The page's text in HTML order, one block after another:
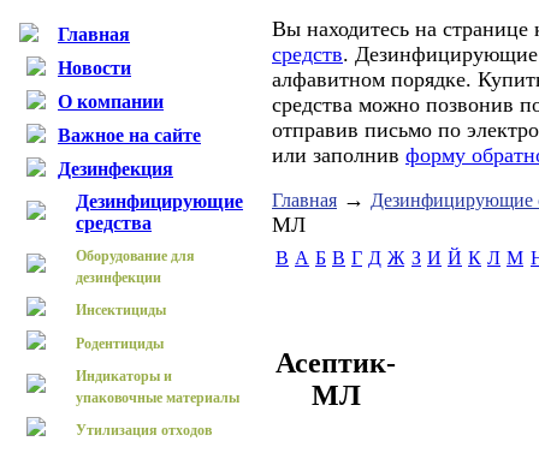
Главная
Новости
О компании
Важное на сайте
Дезинфекция
Дезинфицирующие
средства
Оборудование для
дезинфекции
Инсектициды
Родентициды
Индикаторы и
упаковочные материалы
Утилизация отходов
Вы находитесь на странице
средств. Дезинфицирующие
алфавитном порядке.
средства можно позвонив
отправив письмо по
или заполнив форму
Главная → Дезинфицирующие
МЛ
B А Б В Г Д Ж З И Й К Л М
Асептик-
МЛ